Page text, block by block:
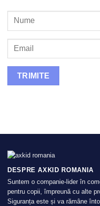
DESPRE AXKID ROMANIA
Suntem o companie-lider în
pentru copii, împreună cu alte
Siguranța este și va rămâne